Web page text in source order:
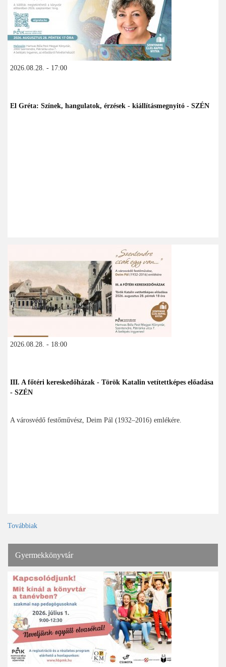
2026.08.28. - 17:00
El Gréta: Színek, hangulatok, érzések - kiállításmegnyitó - SZÉN
2026.08.28. - 18:00
III. A főtéri kereskedőházak - Török Katalin vetítettképes előadása
- SZÉN
A városvédő festőművész, Deim Pál (1932–2016) emlékére.
Továbbiak
Gyermekkönyvtár